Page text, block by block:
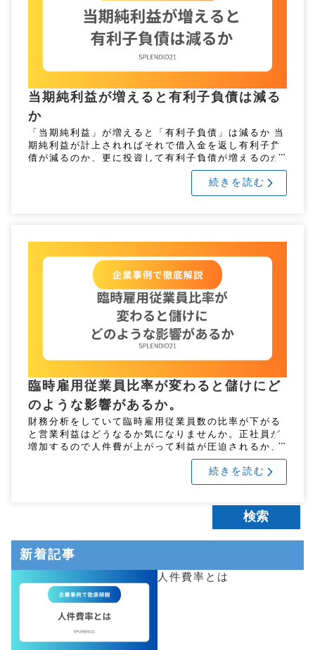
当期純利益が増えると有利子負債は減る
か
「当期純利益」が増えると「有利子負債」は減るか 当
期純利益が計上されればそれで借入金を返し有利子負
債が減るのか、更に投資して有利子負債が増えるのか
経営判断はいろいろです。有利子負債の増減を確認し
続きを読む
臨時雇用従業員比率が変わると儲けにど
のような影響があるか。
財務分析をしていて臨時雇用従業員数の比率が下がる
と営業利益はどうなるか気になりませんか。正社員が
増加するので人件費が上がって利益が圧迫されるか、
士気が上がって人件費の増加を上回る利益が得られる
続きを読む
新着記事
人件費率とは